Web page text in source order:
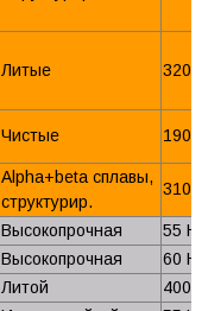
Литые 320
Чистые 190
Alpha+beta сплавы,
структурир.
310
Высокопрочная
55
Высокопрочная
60
Литой
400